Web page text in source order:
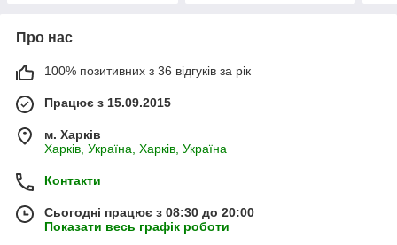
Про нас
100% позитивних з 36 відгуків за рік
Працює з 15.09.2015
м. Харків
Харків, Україна, Харків, Україна
Контакти
Сьогодні працює з 08:30 до 20:00
Показати весь графік роботи